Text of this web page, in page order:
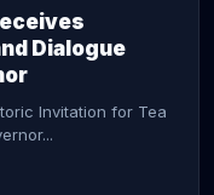
Dialogue
Invitation for Tea